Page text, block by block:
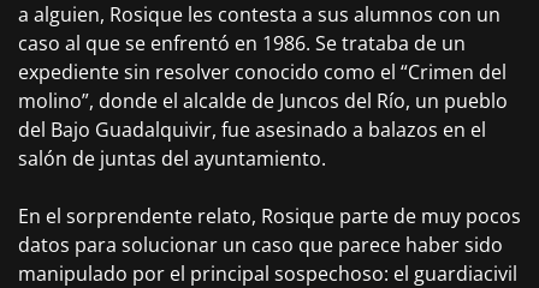
a alguien, Rosique les contesta a sus alumnos con un
caso al que se enfrentó en 1986. Se trataba de un
expediente sin resolver conocido como el “Crimen del
molino”, donde el alcalde de Juncos del Río, un pueblo
del Bajo Guadalquivir, fue asesinado a balazos en el
salón de juntas del ayuntamiento.
En el sorprendente relato, Rosique parte de muy pocos
datos para solucionar un caso que parece haber sido
manipulado por el principal sospechoso: el guardiacivil